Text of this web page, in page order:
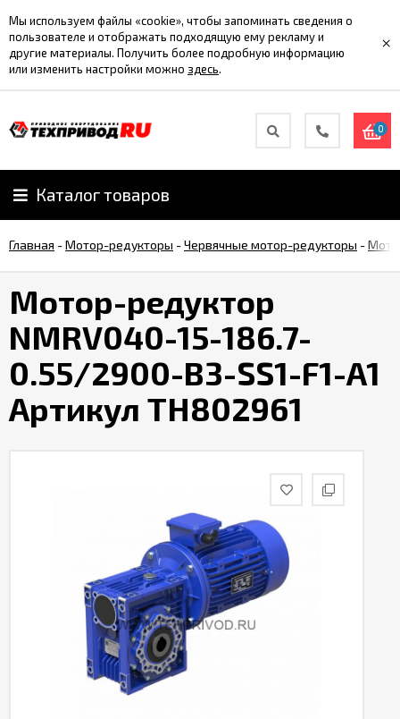
Мы используем файлы «cookie», чтобы запоминать сведения о
пользователе и отображать подходящую ему рекламу и
другие материалы. Получить более подробную информацию
или изменить настройки можно здесь.
×
0
Каталог товаров
Главная -Мотор-редукторы -Червячные мотор-редукторы -
Мотор-редуктор
NMRV040-15-186.7-
0.55/2900-B3-SS1-F1-A1
Артикул TH802961